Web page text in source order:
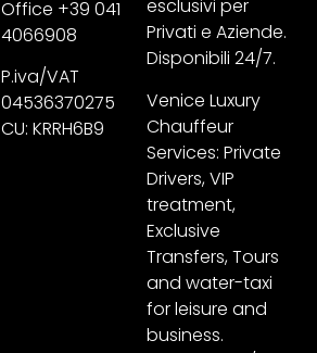
esclusivi per
Privati e Aziende.
Disponibili 24/7.
Venice Luxury
Chauffeur
Services: Private
Drivers, VIP
treatment,
Exclusive
Transfers, Tours
and water-taxi
for leisure and
business.
Office +39 041
4066908
P.iva/VAT
04536370275
CU: KRRH6B9